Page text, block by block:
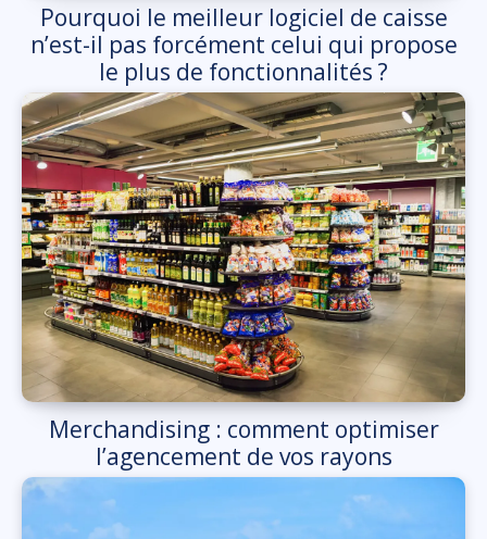
Pourquoi le meilleur logiciel de caisse
n’est-il pas forcément celui qui propose
le plus de fonctionnalités ?
Merchandising : comment optimiser
l’agencement de vos rayons